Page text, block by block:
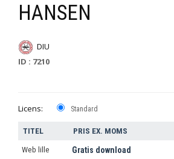
HANSEN
DIU
ID : 7210
Licens: Standard
TITEL PRIS EX. MOMS
Web lille Gratis download